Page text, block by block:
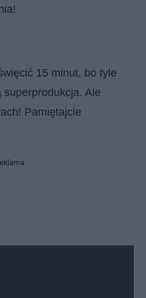
15 minut, bo tyle
Ale
Pamiętajcie